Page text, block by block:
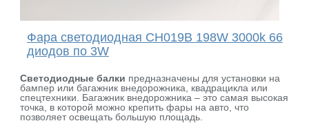
Фара светодиодная CH019B 198W 3000k 66
диодов по 3W
Светодиодные балки предназначены для установки на
бампер или багажник внедорожника, квадрацикла или
спецтехники. Багажник внедорожника – это самая высокая
точка, в которой можно крепить фары на авто, что
позволяет освещать большую площадь.